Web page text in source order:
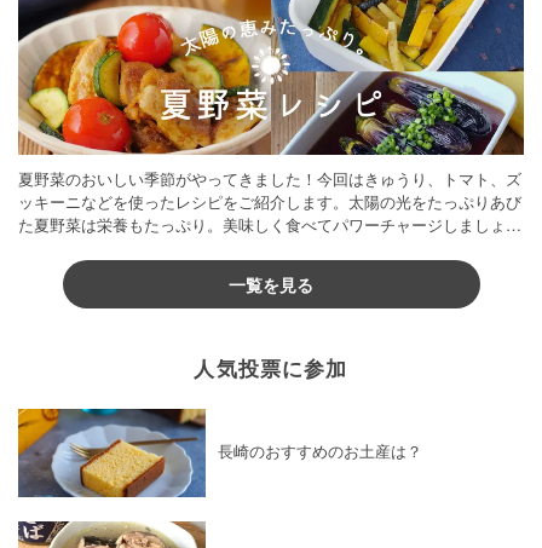
夏野菜のおいしい季節がやってきました！今回はきゅうり、トマト、ズ
ッキーニなどを使ったレシピをご紹介します。太陽の光をたっぷりあび
た夏野菜は栄養もたっぷり。美味しく食べてパワーチャージしましょう
一覧を見る
人気投票に参加
長崎のおすすめのお土産は？